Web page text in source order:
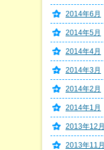
2014年6月
2014年5月
2014年4月
2014年3月
2014年2月
2014年1月
2013年12月
2013年11月